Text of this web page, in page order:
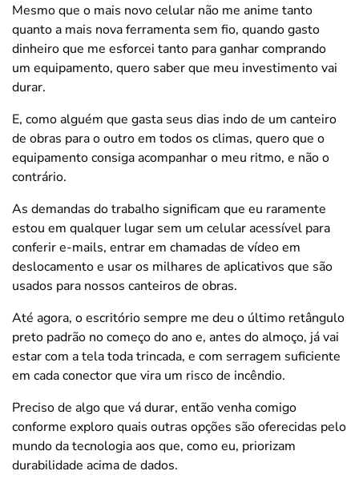
Mesmo que o mais novo celular não me anime tanto
quanto a mais nova ferramenta sem fio, quando gasto
dinheiro que me esforcei tanto para ganhar comprando
um equipamento, quero saber que meu investimento vai
durar.
E, como alguém que gasta seus dias indo de um canteiro
de obras para o outro em todos os climas, quero que o
equipamento consiga acompanhar o meu ritmo, e não o
contrário.
As demandas do trabalho significam que eu raramente
estou em qualquer lugar sem um celular acessível para
conferir e-mails, entrar em chamadas de vídeo em
deslocamento e usar os milhares de aplicativos que são
usados para nossos canteiros de obras.
Até agora, o escritório sempre me deu o último retângulo
preto padrão no começo do ano e, antes do almoço, já vai
estar com a tela toda trincada, e com serragem suficiente
em cada conector que vira um risco de incêndio.
Preciso de algo que vá durar, então venha comigo
conforme exploro quais outras opções são oferecidas pelo
mundo da tecnologia aos que, como eu, priorizam
durabilidade acima de dados.